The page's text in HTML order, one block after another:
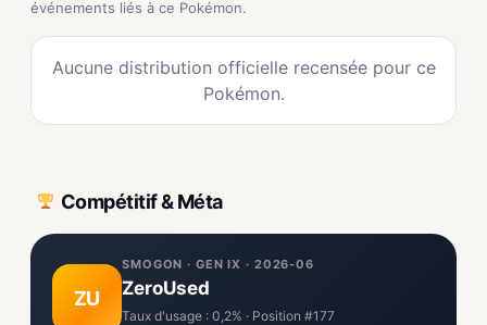
événements liés à ce Pokémon.
Aucune distribution officielle recensée pour ce
Pokémon.
Compétitif & Méta
ZU
SMOGON · GEN IX · 2026-06
ZeroUsed
Taux d'usage : 0,2% · Position #177